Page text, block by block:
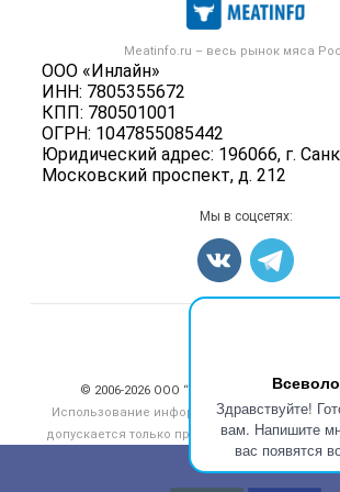
Здравствуйте!
вам. Напишите
вас появятся
Meatinfo.ru – весь рынок мяса
ООО «Инлайн»
ИНН: 7805355672
КПП: 780501001
ОГРН: 1047855085442
Юридический адрес: 196066, г.
Московский проспект, д. 212
Контактная информация
Политика обработки персональных
Новости рынка
Мониторинг
Вакансии
Скот в живом весе
Колбасы, сосиски, деликатесы
Мясные полуфабрикаты
Мясные снеки
Яйца
Карта объявлений
Мы в соцсетях:
© 2006‑2026 ООО “Инлайн”. 12+ Все
Использование информации, размещенной
допускается только при размещении
meatinfo.ru